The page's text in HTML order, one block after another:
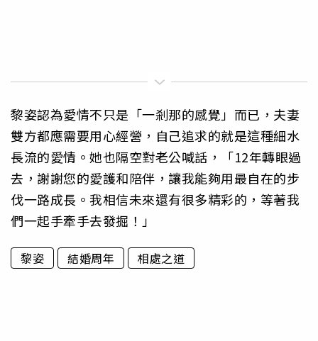
黎姿認為愛情不只是「一剎那的感覺」而已，夫妻
雙方都應需要用心經營，自己追求的就是這種細水
長流的愛情。她也隔空對老公喊話，「12年轉眼過
去，謝謝您的愛護和陪伴，讓我能夠用最自在的步
伐一路成長。我相信未來還有很多精彩的，等著我
們一起手牽手去發掘！」
黎姿 結婚周年 相處之道